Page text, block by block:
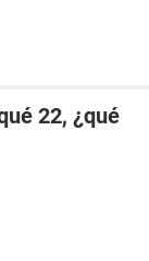
22, ¿qué